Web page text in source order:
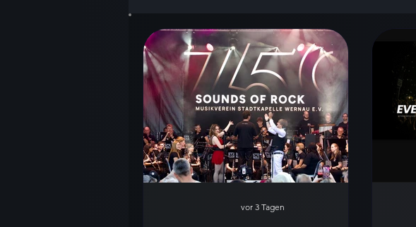
vor 3 Tagen